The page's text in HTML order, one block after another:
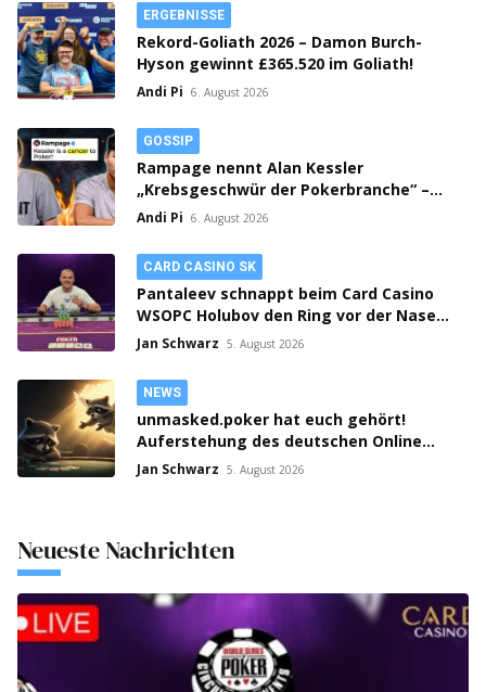
ERGEBNISSE
Rekord-Goliath 2026 – Damon Burch-
Hyson gewinnt £365.520 im Goliath!
Andi Pi 6. August 2026
GOSSIP
Rampage nennt Alan Kessler
„Krebsgeschwür der Pokerbranche“ –
Streit auf X eskaliert!
Andi Pi 6. August 2026
CARD CASINO SK
Pantaleev schnappt beim Card Casino
WSOPC Holubov den Ring vor der Nase
weg! 3-fach Action in Samorin!
Jan Schwarz 5. August 2026
NEWS
unmasked.poker hat euch gehört!
Auferstehung des deutschen Online
Poker Rooms?!
Jan Schwarz 5. August 2026
Neueste Nachrichten